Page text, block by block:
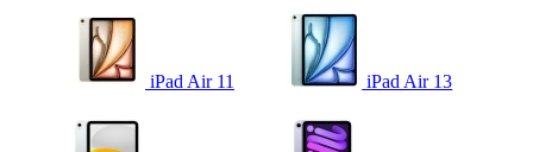
iPad Air 11 iPad Air 13